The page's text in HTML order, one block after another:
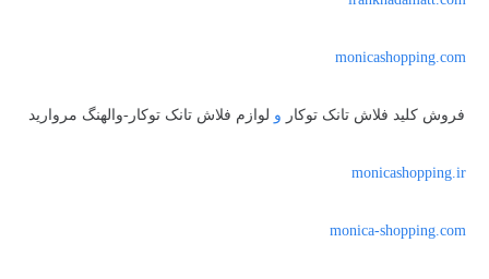
monicashopping.com
فروش کلید فلاش تانک توکار و لوازم فلاش تانک توکار-والهنگ مروارید
monicashopping.ir
monica-shopping.com